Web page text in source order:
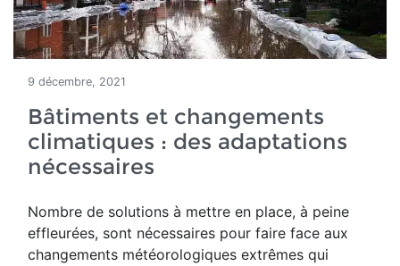
9 décembre, 2021
Bâtiments et changements
climatiques : des adaptations
nécessaires
Nombre de solutions à mettre en place, à peine
effleurées, sont nécessaires pour faire face aux
changements météorologiques extrêmes qui